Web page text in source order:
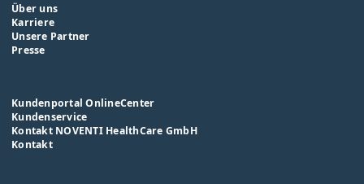
Über uns
Karriere
Unsere Partner
Presse
Kundenportal OnlineCenter
Kundenservice
Kontakt NOVENTI HealthCare GmbH
Kontakt